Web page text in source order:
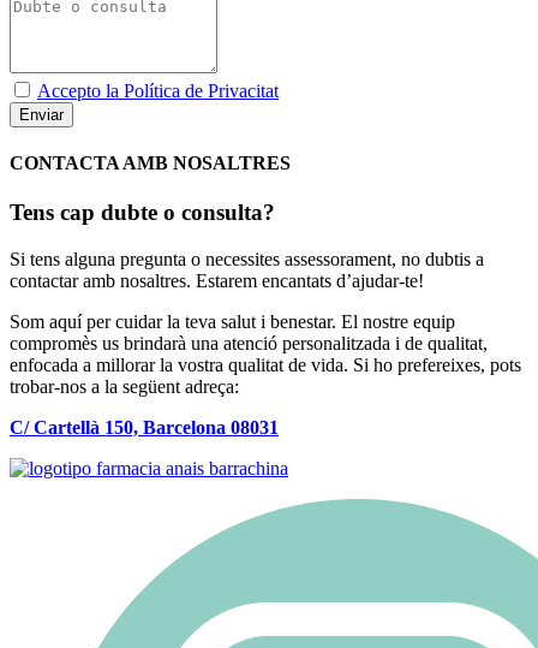
Accepto la Política de Privacitat
Enviar
CONTACTA AMB NOSALTRES
Tens cap dubte o consulta?
Si tens alguna pregunta o necessites assessorament, no dubtis a
contactar amb nosaltres. Estarem encantats d’ajudar-te!
Som aquí per cuidar la teva salut i benestar. El nostre equip
compromès us brindarà una atenció personalitzada i de qualitat,
enfocada a millorar la vostra qualitat de vida. Si ho prefereixes, pots
trobar-nos a la següent adreça:
C/ Cartellà 150, Barcelona 08031